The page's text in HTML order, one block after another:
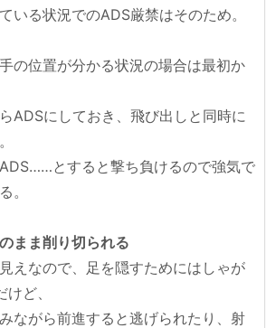
いる状況でのADS厳禁はそのため。
の位置が分かる状況の場合は最初か
ADSにしておき、飛び出しと同時に
とすると撃ち負けるので強気で
。
まま削り切られる
えなので、足を隠すためにはしゃが
ど、
ながら前進すると逃げられたり、射